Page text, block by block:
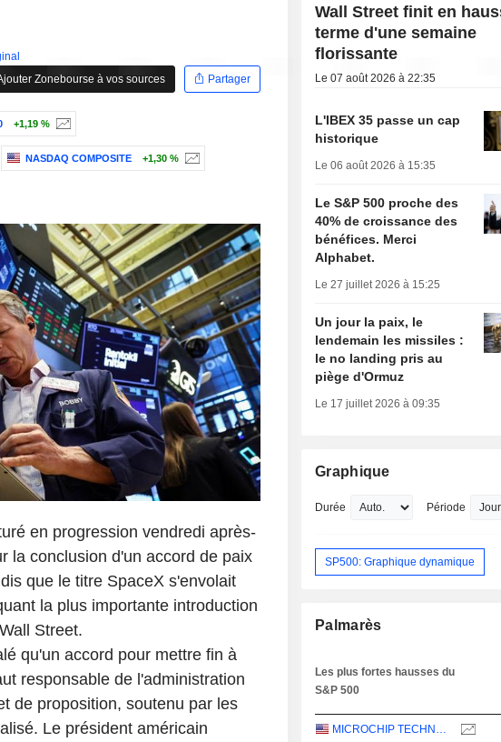
Zonebourse à vos sources
Partager
+1,19 %
NASDAQ COMPOSITE +1,30 %
en progression vendredi après-
la conclusion d'un accord de paix
que le titre SpaceX s'envolait
la plus importante introduction
Street.
qu'un accord pour mettre fin à
responsable de l'administration
de proposition, soutenu par les
Le président américain
Wall Street finit en
terme d'une semaine
florissante
Le 07 août 2026 à 22:35
L'IBEX 35 passe un cap
historique
Le 06 août 2026 à 15:35
Le S&P 500 proche des
40% de croissance des
bénéfices. Merci
Alphabet.
Le 27 juillet 2026 à 15:25
Un jour la paix, le
lendemain les missiles :
le no landing pris au
piège d'Ormuz
Le 17 juillet 2026 à 09:35
Graphique
Durée Période
SP500: Graphique dynamique
Palmarès
Les plus fortes hausses du
S&P 500
MICROCHIP TECHNOLOGY INCORPORATED